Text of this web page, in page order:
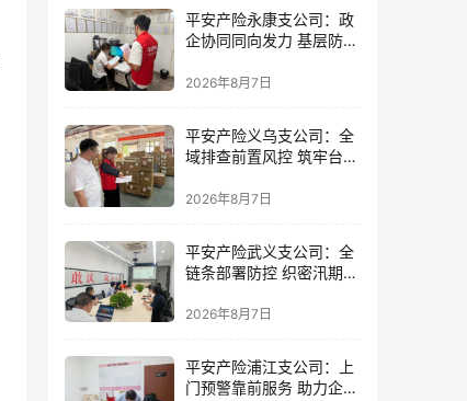
平安产险永康支公司：政
企协同同向发力 基层防控
2026年8月7日
平安产险义乌支公司：全
域排查前置风控 筑牢台风
2026年8月7日
平安产险武义支公司：全
链条部署防控 织密汛期安
2026年8月7日
平安产险浦江支公司：上
门预警靠前服务 助力企业